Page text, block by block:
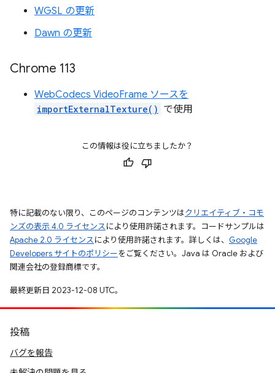
WGSL の更新
Dawn の更新
Chrome 113
WebCodecs VideoFrame ソースを
importExternalTexture() で使用
この情報は役に立ちましたか？
特に記載のない限り、このページのコンテンツはクリエイティブ・コモ
ンズの表示 4.0 ライセンスにより使用許諾されます。コードサンプルは
Apache 2.0 ライセンスにより使用許諾されます。詳しくは、 Google
Developers サイトのポリシーをご覧ください。Java は Oracle および
関連会社の登録商標です。
最終更新日 2023-12-08 UTC。
投稿
バグを報告